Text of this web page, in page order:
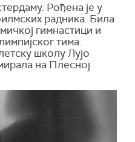
Рођена је у
радника. Била
гимнастици и
тима.
школу Лујо
на Плесној